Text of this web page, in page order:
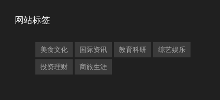
网站标签
美食文化 国际资讯 教育科研 综艺娱乐
投资理财 商旅生涯